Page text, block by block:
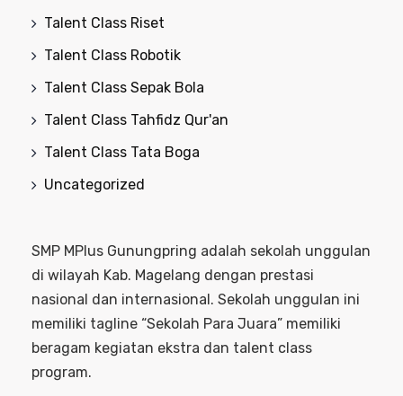
Talent Class Riset
Talent Class Robotik
Talent Class Sepak Bola
Talent Class Tahfidz Qur'an
Talent Class Tata Boga
Uncategorized
SMP MPlus Gunungpring adalah sekolah unggulan
di wilayah Kab. Magelang dengan prestasi
nasional dan internasional. Sekolah unggulan ini
memiliki tagline “Sekolah Para Juara” memiliki
beragam kegiatan ekstra dan talent class
program.